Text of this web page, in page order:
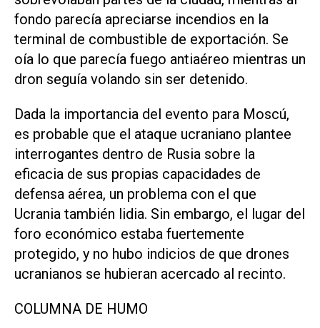
fondo parecía apreciarse incendios en la
terminal de combustible de ​exportación. Se
oía ‌lo que parecía fuego antiaéreo mientras un
dron seguía volando sin ser detenido.
Dada la importancia del evento para Moscú,
es probable que el ataque ucraniano plantee
interrogantes dentro de Rusia sobre la
eficacia de sus propias capacidades de
defensa aérea, un problema con el que
Ucrania también lidia. Sin embargo, el lugar del
foro económico estaba fuertemente
⁠protegido, y no hubo indicios de que drones
ucranianos se hubieran acercado al recinto.
COLUMNA DE HUMO